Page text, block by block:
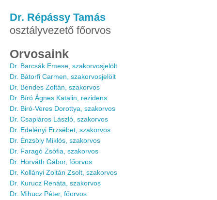
Dr. Répássy Tamás
osztályvezető főorvos
Orvosaink
Dr. Barcsák Emese, szakorvosjelölt
Dr. Bátorfi Carmen, szakorvosjelölt
Dr. Bendes Zoltán, szakorvos
Dr. Bíró Ágnes Katalin, rezidens
Dr. Biró-Veres Dorottya, szakorvos
Dr. Csapláros László, szakorvos
Dr. Edelényi Erzsébet, szakorvos
Dr. Énzsöly Miklós, szakorvos
Dr. Faragó Zsófia, szakorvos
Dr. Horváth Gábor, főorvos
Dr. Kollányi Zoltán Zsolt, szakorvos
Dr. Kurucz Renáta, szakorvos
Dr. Mihucz Péter, főorvos